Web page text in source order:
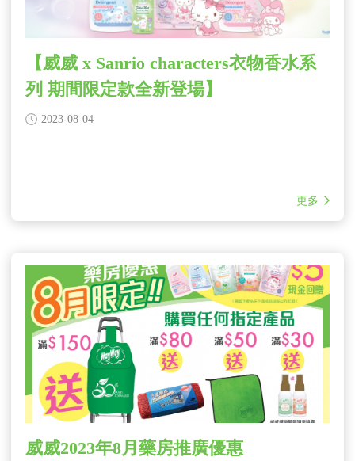
【威威 x Sanrio characters衣物香水系
列 期間限定款全新登場】
2023-08-04
更多
威威2023年8月藥房推廣優惠